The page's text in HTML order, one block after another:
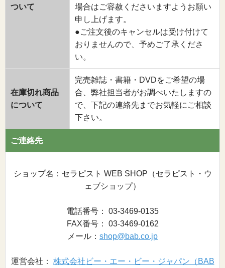
ついて
場合はご容赦くださいますようお願い
申し上げます。
●ご注文後のキャンセルは受け付けて
おりませんので、予めご了承くださ
い。
在庫切れ商品
について
完売雑誌・書籍・DVDをご希望の場
合、弊社担当者がお調べいたしますの
で、下記の連絡先までお気軽にご相談
下さい。
ご連絡先
ショップ名：セラピスト WEB SHOP（セラピスト・ウ
ェブショップ）
電話番号： 03-3469-0135
FAX番号： 03-3469-0162
メール： shop@bab.co.jp
運営会社： 株式会社ビー・エー・ビー・ジャパン（BAB